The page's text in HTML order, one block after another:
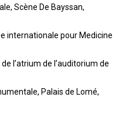
Scène De Bayssan,
internationale pour Medicine
l’atrium de l’auditorium de
Palais de Lomé,